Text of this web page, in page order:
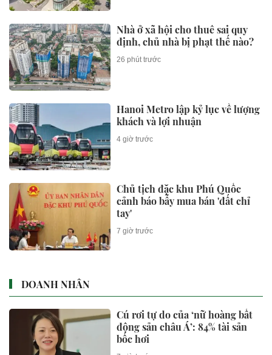
Nhà ở xã hội cho thuê sai quy
định, chủ nhà bị phạt thế nào?
26 phút trước
Hanoi Metro lập kỷ lục về lượng
khách và lợi nhuận
4 giờ trước
Chủ tịch đặc khu Phú Quốc
cảnh báo bẫy mua bán 'đất chỉ
tay'
7 giờ trước
DOANH NHÂN
Cú rơi tự do của ‘nữ hoàng bất
động sản châu Á’: 84% tài sản
bốc hơi